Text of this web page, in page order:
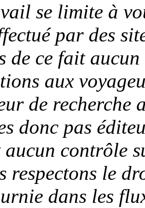
se limite à
par des
de ce fait
aux
de recherche
donc pas
aucun contrôle
respectons le
dans les